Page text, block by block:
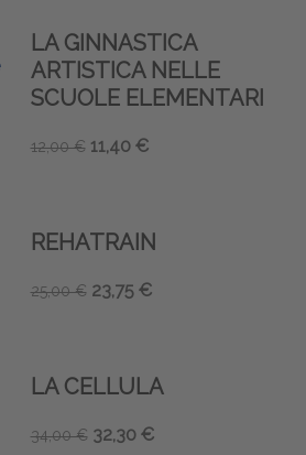
LA GINNASTICA
ARTISTICA NELLE
SCUOLE ELEMENTARI
12,00 € 11,40 €
REHATRAIN
25,00 € 23,75 €
LA CELLULA
34,00 € 32,30 €